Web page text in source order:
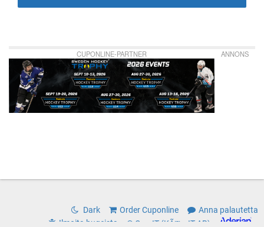
CUPONLINE-PARTNER ANNONS
Dark Order Cuponline
Anna palautetta
Ilmoita bugeista
© CoreIT (KÃ¤rnIT AB)